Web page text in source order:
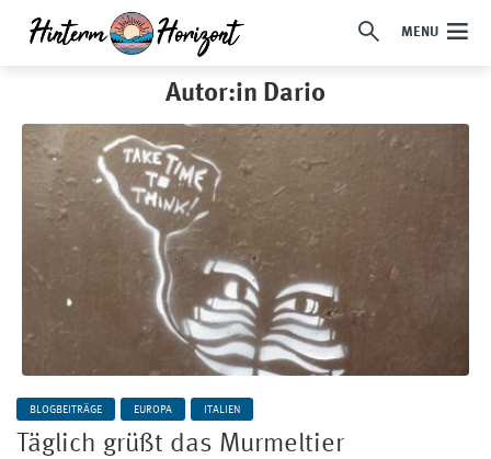
MENU
Autor:in Dario
BLOGBEITRÄGE EUROPA ITALIEN
Täglich grüßt das Murmeltier